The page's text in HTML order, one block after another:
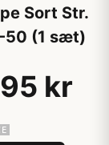
Sort Str.
50 (1 sæt)
kr